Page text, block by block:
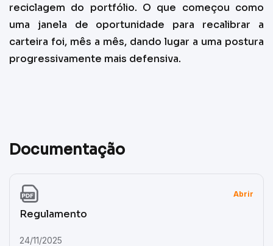
reciclagem do portfólio. O que começou como
uma janela de oportunidade para recalibrar a
carteira foi, mês a mês, dando lugar a uma postura
progressivamente mais defensiva.
Documentação
Abrir
Regulamento
24/11/2025